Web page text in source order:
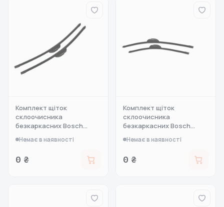
Комплект щіток
склоочисника
безкаркасних Bosch
Немає в наявності
0 ₴
Комплект щіток
склоочисника
безкаркасних Bosch
Немає в наявності
0 ₴